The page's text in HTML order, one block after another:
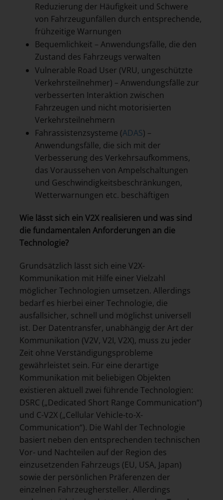
Reduzierung der Häufigkeit und Schwere
von Fahrzeugunfällen durch entsprechende,
frühzeitige Warnungen
Bequemlichkeit – Anwendungsfälle, die den
Zustand des Fahrzeugs verwalten
Vulnerable Road User (VRU, ungeschützte
Verkehrsteilnehmer) – Anwendungsfälle zur
verbesserten Interaktion zwischen
Fahrzeugen und nicht motorisierten
Verkehrsteilnehmern
Fahrassistenzsysteme (ADAS) –
Anwendungsfälle, die sich mit der
Verbesserung des Verkehrsaufkommens,
das Voraussehen von Ampelschaltungen
und Geschwindigkeitsbeschränkungen,
Wetterwarnungen etc. beschäftigen
Wie lässt sich ein V2X realisieren und was sind
die fundamentalen Anforderungen an die
Technologie?
Grundsätzlich lässt sich eine V2X-
Kommunikation mit Hilfe einer Vielzahl
möglicher Technologien umsetzen. Allerdings
bedarf es hierbei einer Technologie, die
ausfallsicher, schnell und möglichst universell
ist. Der Datentransfer, unabhängig der Art der
Kommunikation (V2V, V2I, V2X), muss zu jeder
Zeit ohne Verständigungsprobleme
gewährleistet sein. Für eine derartige
Kommunikation mit beliebigen Objekten
existieren aktuell zwei führende Technologien:
DSRC („Dedicated Short Range Communication“)
und C-V2X („Cellular Vehicle-to-X-
Communication“). Die Wahl der Technologie
basiert neben den entsprechenden technischen
Vor- und Nachteilen auf der Region des
einzusetzenden Fahrzeugs (EU, USA, Japan)
sowie der persönlichen Präferenzen der
einzelnen Fahrzeughersteller. Allerdings